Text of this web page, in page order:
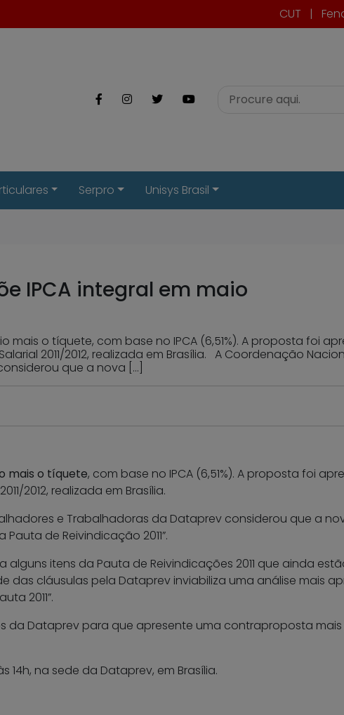
CUT |
Serpro Unisys Brasil
IPCA integral em maio
mais o tíquete, com base no IPCA (6,51%). A proposta foi
2011/2012, realizada em Brasília. A Coordenação
que a nova […]
mais o tíquete, com base no IPCA (6,51%). A proposta foi
2012, realizada em Brasília.
e Trabalhadoras da Dataprev considerou que a
de Reivindicação 2011”.
itens da Pauta de Reivindicações 2011 que ainda
cláusulas pela Dataprev inviabiliza uma análise mais
2011”.
Dataprev para que apresente uma contraproposta mais
na sede da Dataprev, em Brasília.